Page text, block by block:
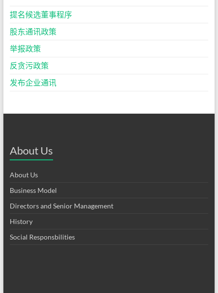
提名候选董事程序
股东通讯政策
举报政策
反贪污政策
发布企业通讯
About Us
About Us
Business Model
Directors and Senior Management
History
Social Responsbilities